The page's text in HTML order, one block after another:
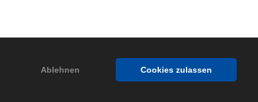
Ablehnen Cookies zulassen